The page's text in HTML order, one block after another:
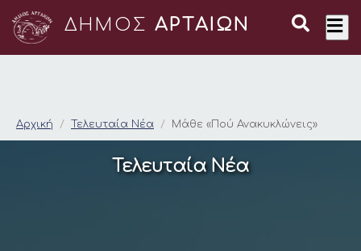
ΔΗΜΟΣ ΑΡΤΑΙΩΝ
Μάθε «Πού
Αρχική Τελευταία Νέα Μάθε «Πού Ανακυκλώνεις»
Τελευταία Νέα